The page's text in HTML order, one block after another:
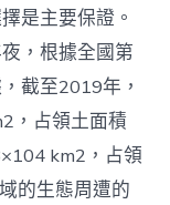
是主要保證。
，根據全國第
截至2019年，
，占領土面積
km2，占領
的生態周遭的